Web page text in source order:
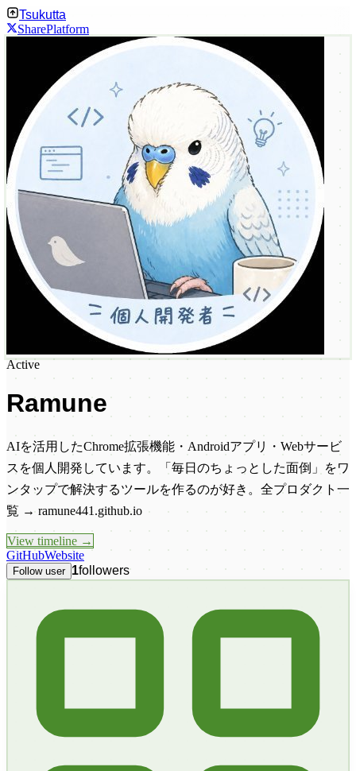
Tsukutta
SharePlatform
Active
Ramune
AIを活用したChrome拡張機能・Androidアプリ・Webサービ
スを個人開発しています。「毎日のちょっとした面倒」をワ
ンタップで解決するツールを作るのが好き。全プロダクト一
覧 → ramune441.github.io
View timeline →
GitHubWebsite
Follow user 1followers